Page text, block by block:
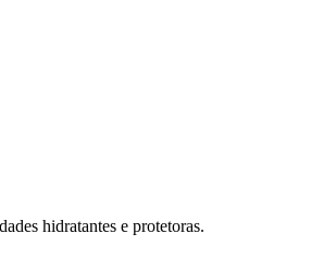
hidratantes e protetoras.